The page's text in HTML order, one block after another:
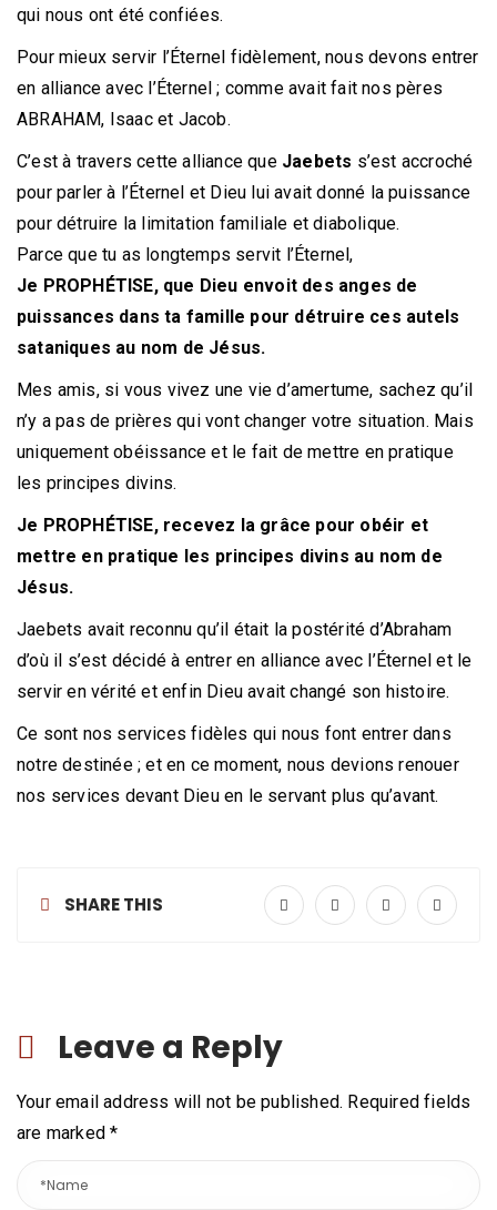
qui nous ont été confiées.
Pour mieux servir l’Éternel fidèlement, nous devons entrer
en alliance avec l’Éternel ; comme avait fait nos pères
ABRAHAM, Isaac et Jacob.
C’est à travers cette alliance que Jaebets s’est accroché
pour parler à l’Éternel et Dieu lui avait donné la puissance
pour détruire la limitation familiale et diabolique.
Parce que tu as longtemps servit l’Éternel,
Je PROPHÉTISE, que Dieu envoit des anges de
puissances dans ta famille pour détruire ces autels
sataniques au nom de Jésus.
Mes amis, si vous vivez une vie d’amertume, sachez qu’il
n’y a pas de prières qui vont changer votre situation. Mais
uniquement obéissance et le fait de mettre en pratique
les principes divins.
Je PROPHÉTISE, recevez la grâce pour obéir et
mettre en pratique les principes divins au nom de
Jésus.
Jaebets avait reconnu qu’il était la postérité d’Abraham
d’où il s’est décidé à entrer en alliance avec l’Éternel et le
servir en vérité et enfin Dieu avait changé son histoire.
Ce sont nos services fidèles qui nous font entrer dans
notre destinée ; et en ce moment, nous devions renouer
nos services devant Dieu en le servant plus qu’avant.
SHARE THIS
Leave a Reply
Your email address will not be published. Required fields
are marked*